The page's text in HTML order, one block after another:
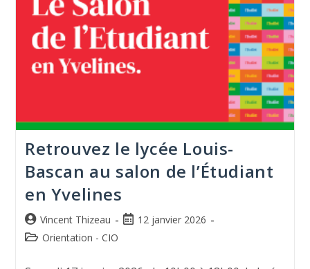
Retrouvez le lycée Louis-
Bascan au salon de l’Étudiant
en Yvelines
Vincent Thizeau
12 janvier 2026
Orientation - CIO